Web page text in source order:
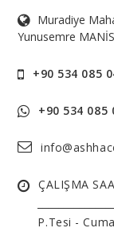
Muradiye
Yunusemre
+90 534 085
+90 534 085
ÇALIŞMA
P.Tesi -